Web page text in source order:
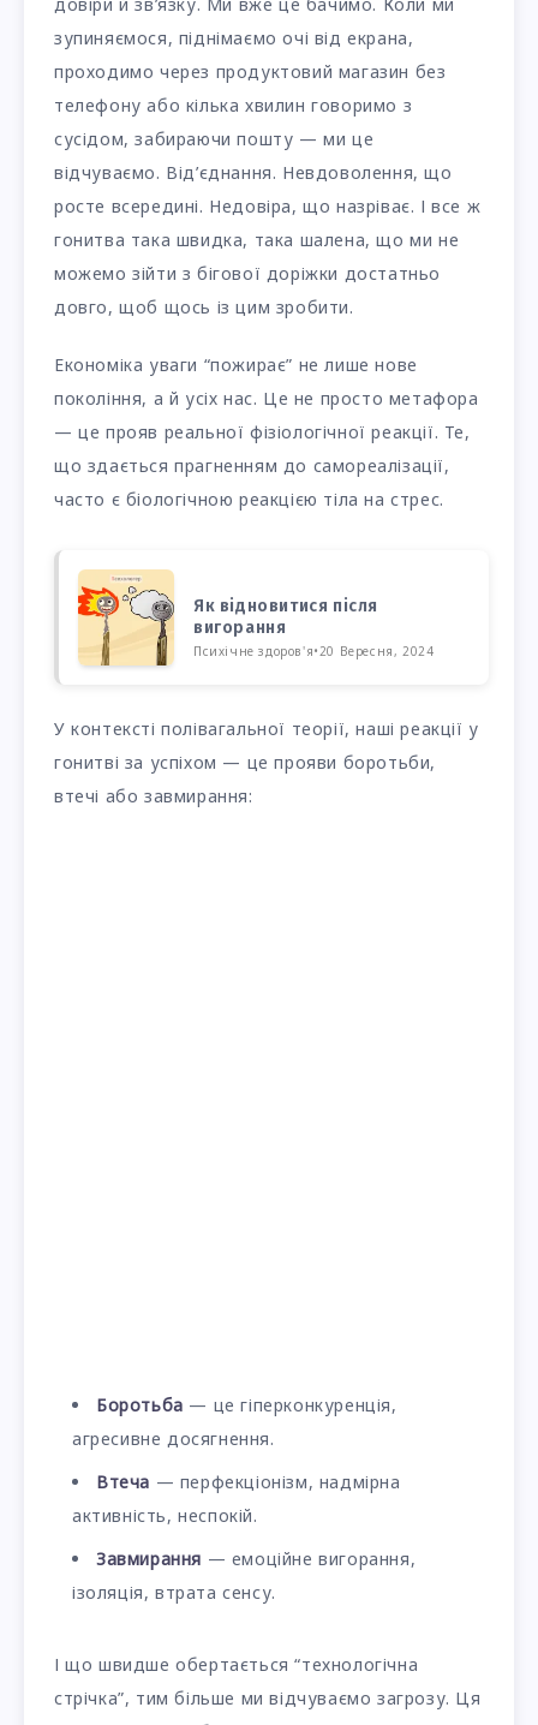
зупиняємося, піднімаємо очі від екрана,
проходимо через продуктовий магазин без
телефону або кілька хвилин говоримо з
сусідом, забираючи пошту — ми це
відчуваємо. Від’єднання. Невдоволення, що
росте всередині. Недовіра, що назріває. І все ж
гонитва така швидка, така шалена, що ми не
можемо зійти з бігової доріжки достатньо
довго, щоб щось із цим зробити.
Економіка уваги “пожирає” не лише нове
покоління, а й усіх нас. Це не просто метафора
— це прояв реальної фізіологічної реакції. Те,
що здається прагненням до самореалізації,
часто є біологічною реакцією тіла на стрес.
Як відновитися після
вигорання
Психічне здоров'я•20 Вересня, 2024
У контексті полівагальної теорії, наші реакції у
гонитві за успіхом — це прояви боротьби,
втечі або завмирання:
Боротьба — це гіперконкуренція,
агресивне досягнення.
Втеча — перфекціонізм, надмірна
активність, неспокій.
Завмирання — емоційне вигорання,
ізоляція, втрата сенсу.
І що швидше обертається “технологічна
стрічка”, тим більше ми відчуваємо загрозу. Ця